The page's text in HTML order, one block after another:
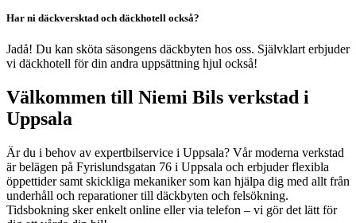
Har ni däckversktad och däckhotell också?
Jadå! Du kan sköta säsongens däckbyten hos oss. Självklart erbjuder
vi däckhotell för din andra uppsättning hjul också!
Välkommen till Niemi Bils verkstad i
Uppsala
Är du i behov av expertbilservice i Uppsala? Vår moderna verkstad
är belägen på Fyrislundsgatan 76 i Uppsala och erbjuder flexibla
öppettider samt skickliga mekaniker som kan hjälpa dig med allt från
underhåll och reparationer till däckbyten och felsökning.
Tidsbokning sker enkelt online eller via telefon – vi gör det lätt för